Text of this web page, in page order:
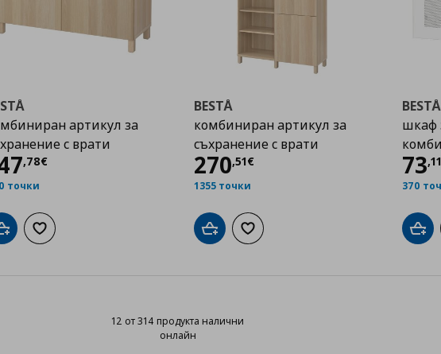
артикул за
с врати
,78€
точки
Добави в кошницата
Добави към списъка с любими
BESTÅ
комбиниран артикул за
съхранение с врати
270,51€
Цена
1355 точки
Добави в кошницата
Добави към списъка с любими
BESTÅ
шкаф
73,11
370
12 от 314 продукта налични
онлайн
12 от 314 продукта налични онлайн